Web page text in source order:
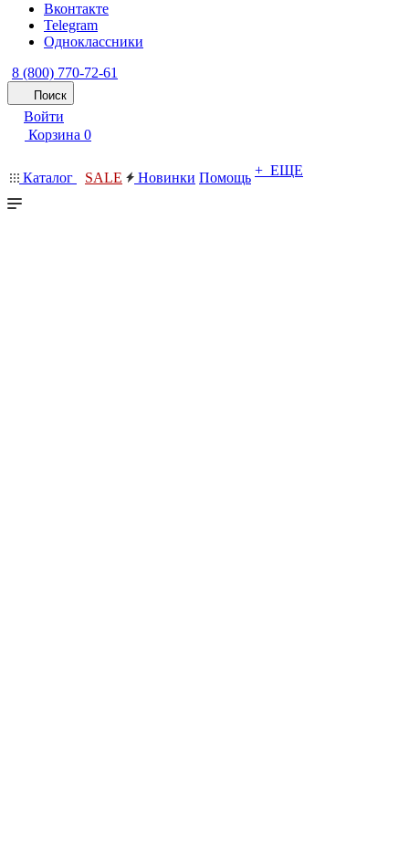
Вконтакте
Telegram
Одноклассники
8 (800) 770-72-61
Поиск
Войти
Корзина 0
Каталог SALE Новинки Помощь + ЕЩЕ